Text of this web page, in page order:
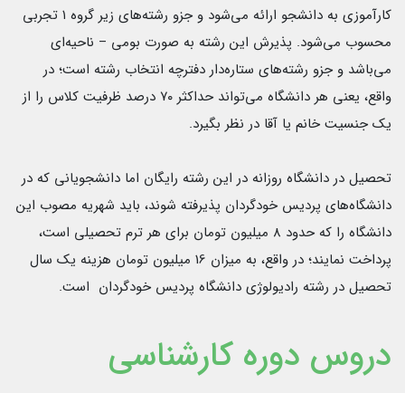
کارآموزی به دانشجو ارائه می‌شود و جزو رشته‌های زیر گروه ۱ تجربی
محسوب می‌شود. پذیرش این رشته به صورت بومی – ناحیه‌ای
می‌باشد و جزو رشته‌های ستاره‌دار دفترچه انتخاب رشته است؛ در
واقع، یعنی هر دانشگاه می‌تواند حداکثر ۷۰ درصد ظرفیت کلاس را از
یک جنسیت خانم یا آقا در نظر بگیرد.
تحصیل در دانشگاه روزانه در این رشته رایگان اما دانشجویانی که در
دانشگاه‌های پردیس خودگردان پذیرفته شوند، باید شهریه مصوب این
دانشگاه را که حدود 8 میلیون تومان برای هر ترم تحصیلی است،
پرداخت نمایند؛ در واقع، به میزان 16 میلیون تومان هزینه یک سال
تحصیل در رشته رادیولوژی دانشگاه پردیس خودگردان است.
دروس دوره کارشناسی